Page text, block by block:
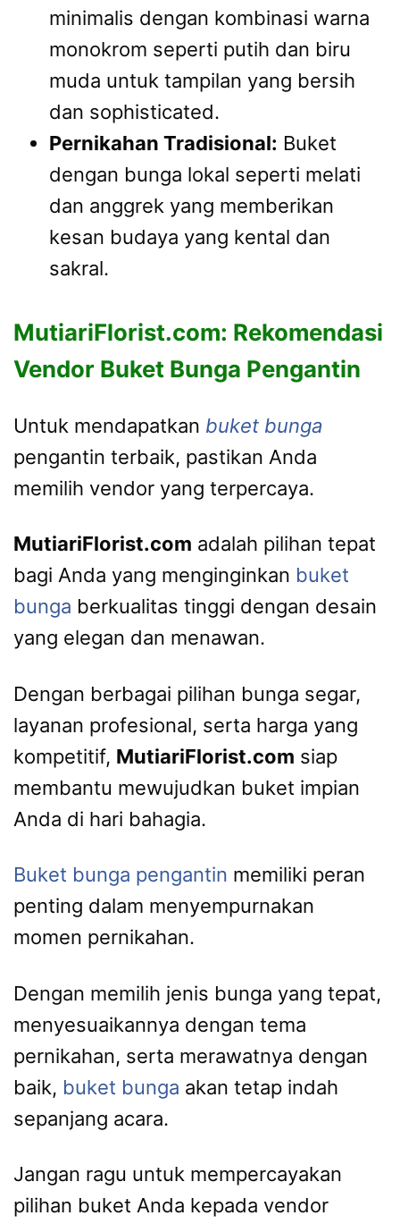
minimalis dengan kombinasi warna
monokrom seperti putih dan biru
muda untuk tampilan yang bersih
dan sophisticated.
Pernikahan Tradisional: Buket
dengan bunga lokal seperti melati
dan anggrek yang memberikan
kesan budaya yang kental dan
sakral.
MutiariFlorist.com: Rekomendasi
Vendor Buket Bunga Pengantin
Untuk mendapatkan buket bunga
pengantin terbaik, pastikan Anda
memilih vendor yang terpercaya.
MutiariFlorist.com adalah pilihan tepat
bagi Anda yang menginginkan buket
bunga berkualitas tinggi dengan desain
yang elegan dan menawan.
Dengan berbagai pilihan bunga segar,
layanan profesional, serta harga yang
kompetitif, MutiariFlorist.com siap
membantu mewujudkan buket impian
Anda di hari bahagia.
Buket bunga pengantin memiliki peran
penting dalam menyempurnakan
momen pernikahan.
Dengan memilih jenis bunga yang tepat,
menyesuaikannya dengan tema
pernikahan, serta merawatnya dengan
baik, buket bunga akan tetap indah
sepanjang acara.
Jangan ragu untuk mempercayakan
pilihan buket Anda kepada vendor